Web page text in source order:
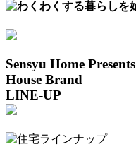
Sensyu Home Presents
House Brand
LINE-UP